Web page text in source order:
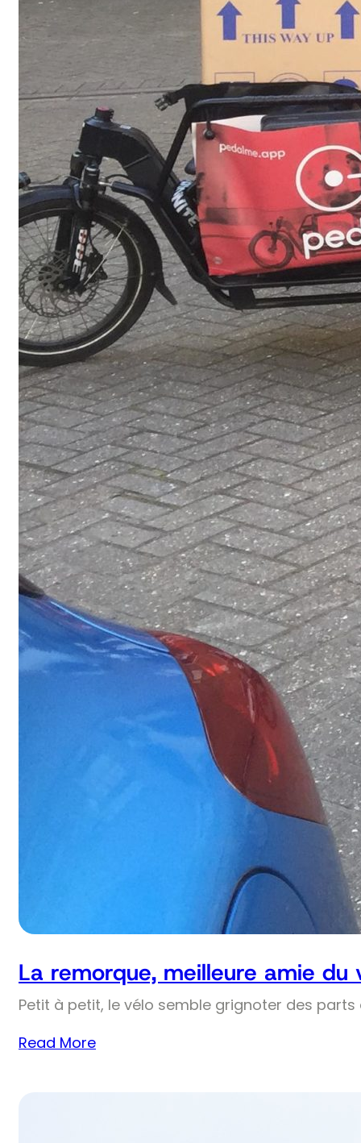
La remorque, meilleure amie du
Petit à petit, le vélo semble grignoter des
Read More